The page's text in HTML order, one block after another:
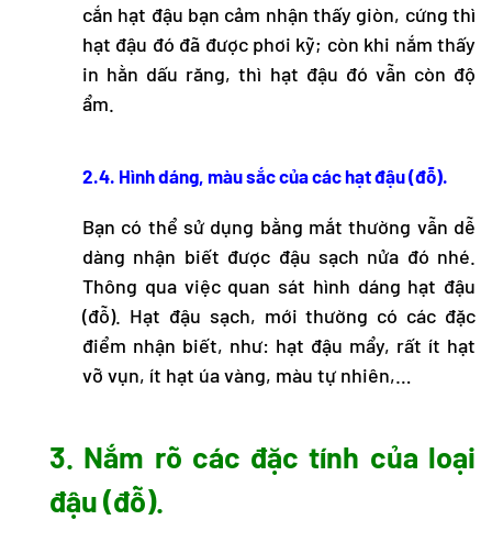
cắn hạt đậu bạn cảm nhận thấy giòn, cứng thì
hạt đậu đó đã được phơi kỹ; còn khi nắm thấy
in hằn dấu răng, thì hạt đậu đó vẫn còn độ
ẩm.
2.4. Hình dáng, màu sắc của các hạt đậu (đỗ).
Bạn có thể sử dụng bằng mắt thường vẫn dễ
dàng nhận biết được đậu sạch nửa đó nhé.
Thông qua việc quan sát hình dáng hạt đậu
(đỗ). Hạt đậu sạch, mới thường có các đặc
điểm nhận biết, như: hạt đậu mẩy, rất ít hạt
vỡ vụn, ít hạt úa vàng, màu tự nhiên,…
3. Nắm rõ các đặc tính của loại
đậu (đỗ).